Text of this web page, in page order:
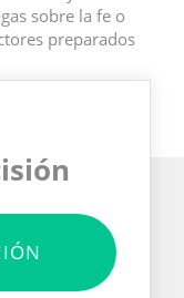
sobre la fe o
preparados